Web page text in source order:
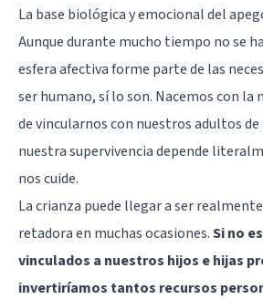
La base biológica y emocional del
Aunque durante mucho tiempo no se
esfera afectiva forme parte de las
ser humano, sí lo son. Nacemos con la
de vincularnos con nuestros adultos
nuestra supervivencia depende
nos cuide.
La crianza puede llegar a ser
retadora en muchas ocasiones.Si no
vinculados a nuestros hijos e hijas
invertiríamos tantos recursos